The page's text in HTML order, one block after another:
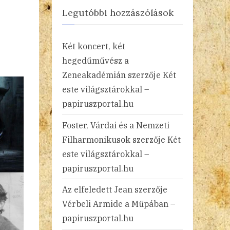
Legutóbbi hozzászólások
Két koncert, két
hegedűművész a
Zeneakadémián szerzője Két
este világsztárokkal –
papiruszportal.hu
Foster, Várdai és a Nemzeti
Filharmonikusok szerzője Két
este világsztárokkal –
papiruszportal.hu
Az elfeledett Jean szerzője
Vérbeli Armide a Müpában –
papiruszportal.hu